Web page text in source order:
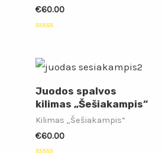
€60.00
5
Juodos spalvos
kilimas „Šešiakampis“
Kilimas „Šešiakampis“
€60.00